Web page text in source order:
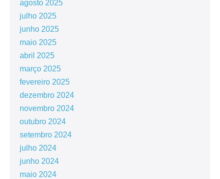
agosto 2025
julho 2025
junho 2025
maio 2025
abril 2025
março 2025
fevereiro 2025
dezembro 2024
novembro 2024
outubro 2024
setembro 2024
julho 2024
junho 2024
maio 2024